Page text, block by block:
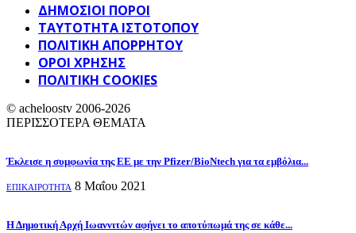
ΔΗΜΟΣΙΟΙ ΠΟΡΟΙ
ΤΑΥΤΌΤΗΤΑ ΙΣΤΌΤΟΠΟΥ
ΠΟΛΙΤΙΚΉ ΑΠΟΡΡΉΤΟΥ
ΌΡΟΙ ΧΡΉΣΗΣ
ΠΟΛΙΤΙΚΗ COOKIES
© acheloostv 2006-2026
ΠΕΡΙΣΣΟΤΕΡΑ ΘΕΜΑΤΑ
Έκλεισε η συμφωνία της ΕΕ με την Pfizer/BioNtech για τα εμβόλια...
ΕΠΙΚΑΙΡΟΤΗΤΑ 8 Μαΐου 2021
Η Δημοτική Αρχή Ιωαννιτών αφήνει το αποτύπωμά της σε κάθε...